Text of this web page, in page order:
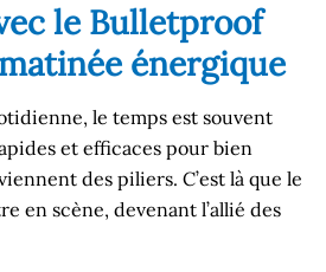
le Bulletproof
énergique
le temps est souvent
et efficaces pour bien
des piliers. C’est là que le
en scène, devenant l’allié des